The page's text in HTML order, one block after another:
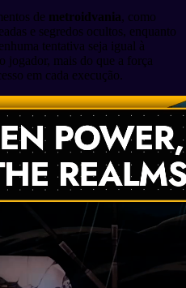
de metroidvania, como
e segredos ocultos, enquanto
tentativa seja igual à
jogador, mais do que a força
em cada execução.